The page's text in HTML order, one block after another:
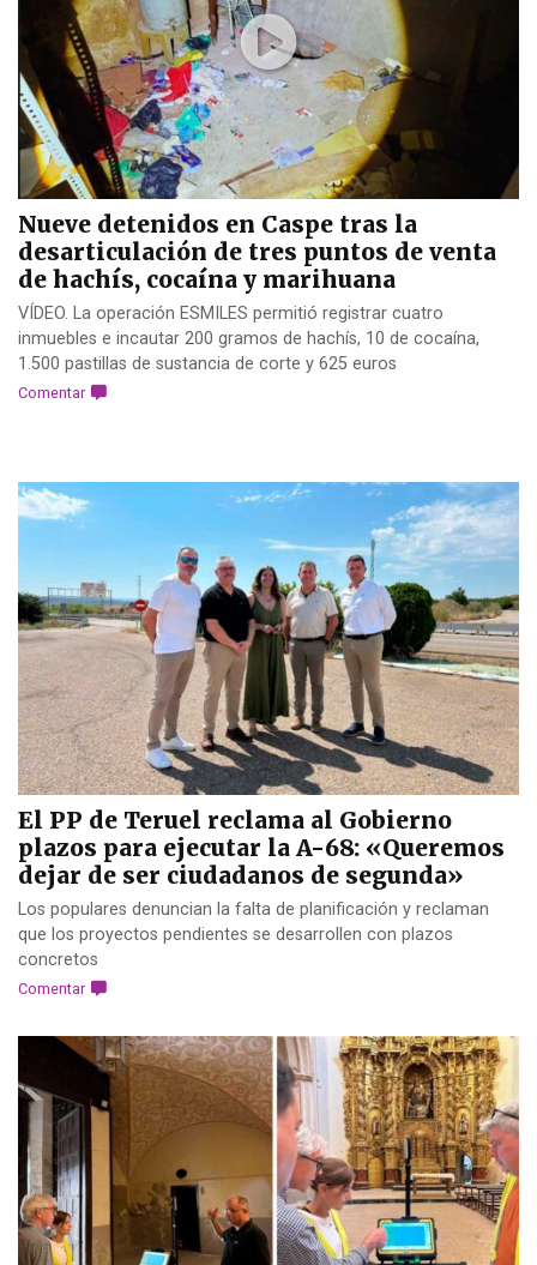
Nueve detenidos en Caspe tras la
desarticulación de tres puntos de venta
de hachís, cocaína y marihuana
VÍDEO. La operación ESMILES permitió registrar cuatro
inmuebles e incautar 200 gramos de hachís, 10 de cocaína,
1.500 pastillas de sustancia de corte y 625 euros
Comentar
El PP de Teruel reclama al Gobierno
plazos para ejecutar la A-68: «Queremos
dejar de ser ciudadanos de segunda»
Los populares denuncian la falta de planificación y reclaman
que los proyectos pendientes se desarrollen con plazos
concretos
Comentar